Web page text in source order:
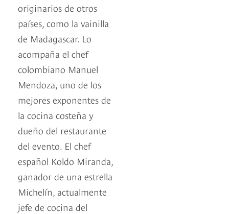
originarios de otros
países, como la vainilla
de Madagascar. Lo
acompaña el chef
colombiano Manuel
Mendoza, uno de los
mejores exponentes de
la cocina costeña y
dueño del restaurante
del evento. El chef
español Koldo Miranda,
ganador de una estrella
Michelín, actualmente
jefe de cocina del